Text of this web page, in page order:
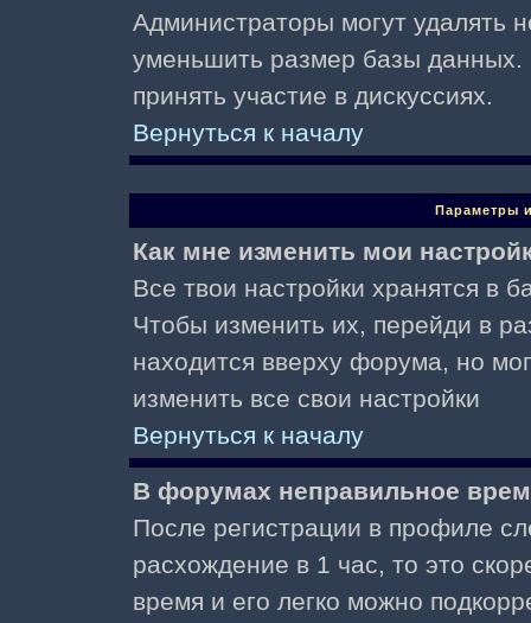
Администраторы могут удалять
уменьшить размер базы данных.
принять участие в дискуссиях.
Вернуться к началу
Параметры
Как мне изменить мои
Все твои настройки хранятся в
Чтобы изменить их, перейди в
находится вверху форума, но
изменить все свои настройки
Вернуться к началу
В форумах неправильное
После регистрации в профиле
расхождение в 1 час, то это
время и его легко можно